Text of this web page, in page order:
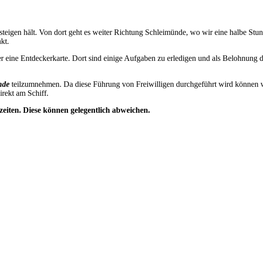
hält. Von dort geht es weiter Richtung Schleimünde, wo wir eine halbe
Entdeckerkarte. Dort sind einige Aufgaben zu erledigen und als Belohnung
teilzumnehmen. Da diese Führung von Freiwilligen durchgeführt wird können
am Schiff.
Diese können gelegentlich abweichen.